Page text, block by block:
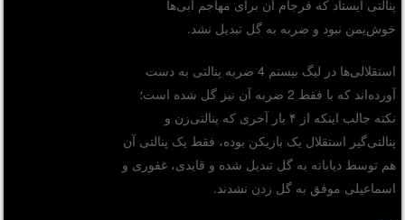
پنالتی ایستاد که فرجام آن برای مهاجم آبی‌ها
خوش‌یمن نبود و ضربه به گل تبدیل نشد.
استقلالی‌ها در لیگ بیستم 4 ضربه پنالتی به دست
آورده‌اند که با فقط 2 ضربه آن نیز گل شده است؛
نکته جالب اینکه از ۴ بار آخری که پنالتی‌زن و
پنالتی‌گیر استقلال یک بازیکن بوده، فقط یک پنالتی آن
هم توسط دیاباته به گل تبدیل شده و قایدی، غفوری و
اسماعیلی موفق به گل زدن نشدند.